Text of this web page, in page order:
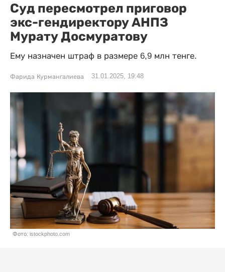
Суд пересмотрел приговор
экс-гендиректору АНПЗ
Мурату Досмуратову
Ему назначен штраф в размере 6,9 млн тенге.
Фарида Курмангалиева 31.01.2025, 19:48
Фото: istockphoto.com